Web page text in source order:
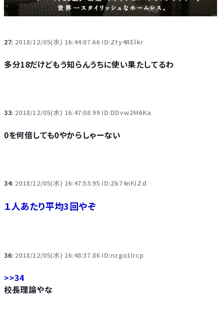
27: 2018/12/05(水) 16:44:07.66 ID:Zty4RElkr
多分18だけどもう知らんうちに使い果たしてるわ
33: 2018/12/05(水) 16:47:08.99 ID:DDvw2M6Ka
0を何倍しても0やからしゃーない
34: 2018/12/05(水) 16:47:53.95 ID:Zk74nFJZd
１人あたり平均3回やぞ
36: 2018/12/05(水) 16:48:37.86 ID:nzgo1Ircp
>>34
校長理論やな